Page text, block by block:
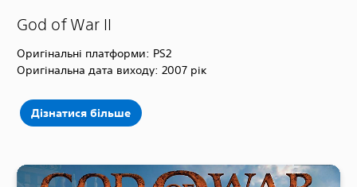
God of War II
Оригінальні платформи: PS2
Оригінальна дата виходу: 2007 рік
Дізнатися більше